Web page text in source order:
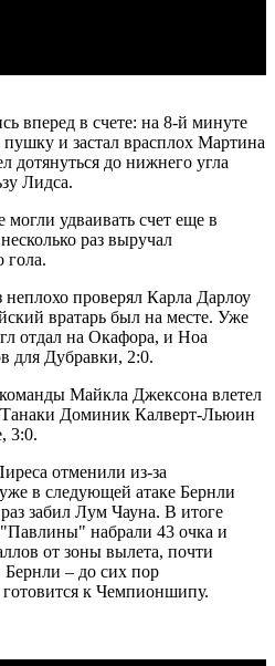
вперед в счете: на 8-й минуте
и застал врасплох Мартина
дотянуться до нижнего угла
Лидса.
удваивать счет еще в
раз выручал
гола.
проверял Карла Дарлоу
вратарь был на месте. Уже
отдал на Окафора, и Ноа
для Дубравки, 2:0.
Майкла Джексона влетел
Танаки Доминик Калверт-Льюин
3:0.
отменили из-за
в следующей атаке Бернли
забил Лум Чауна. В итоге
набрали 43 очка и
от зоны вылета, почти
– до сих пор
к Чемпионшипу.